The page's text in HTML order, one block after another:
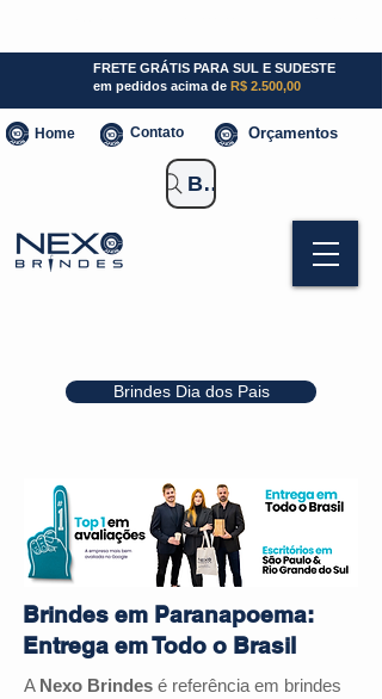
Brindes Dia dos Pais
FRETE GRÁTIS PARA SUL E SUDESTE
em pedidos acima de R$ 2.500,00
Home Contato Orçamentos
Buscar Brindes
Brindes em Paranapoema:
Entrega em Todo o Brasil
A Nexo Brindes é referência em brindes